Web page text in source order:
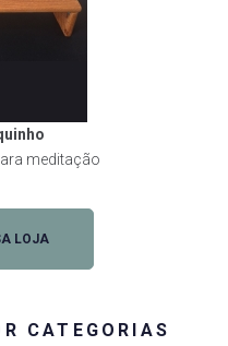
meditação
LOJA
CATEGORIAS